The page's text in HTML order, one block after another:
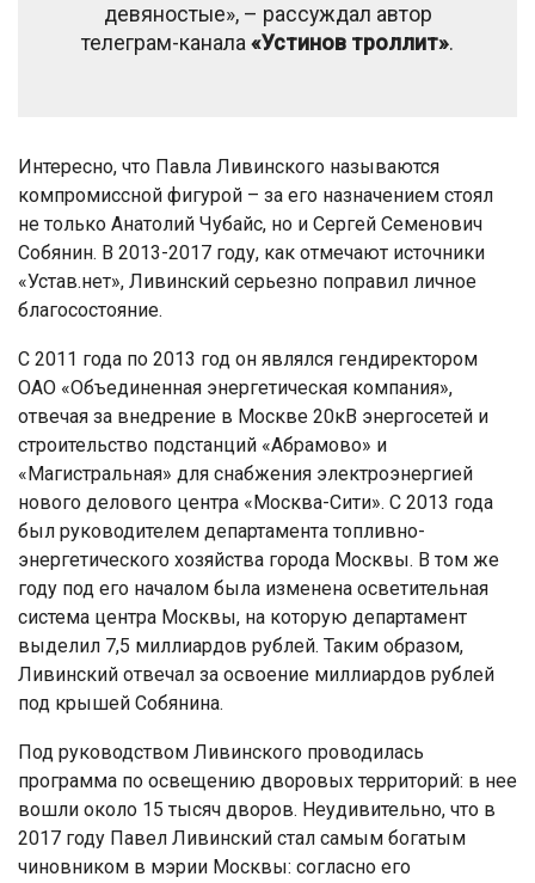
девяностые», – рассуждал автор
телеграм-канала «Устинов троллит».
Интересно, что Павла Ливинского называются
компромиссной фигурой – за его назначением стоял
не только Анатолий Чубайс, но и Сергей Семенович
Собянин. В 2013-2017 году, как отмечают источники
«Устав.нет», Ливинский серьезно поправил личное
благосостояние.
С 2011 года по 2013 год он являлся гендиректором
ОАО «Объединенная энергетическая компания»,
отвечая за внедрение в Москве 20кВ энергосетей и
строительство подстанций «Абрамово» и
«Магистральная» для снабжения электроэнергией
нового делового центра «Москва-Сити». С 2013 года
был руководителем департамента топливно-
энергетического хозяйства города Москвы. В том же
году под его началом была изменена осветительная
система центра Москвы, на которую департамент
выделил 7,5 миллиардов рублей. Таким образом,
Ливинский отвечал за освоение миллиардов рублей
под крышей Собянина.
Под руководством Ливинского проводилась
программа по освещению дворовых территорий: в нее
вошли около 15 тысяч дворов. Неудивительно, что в
2017 году Павел Ливинский стал самым богатым
чиновником в мэрии Москвы: согласно его